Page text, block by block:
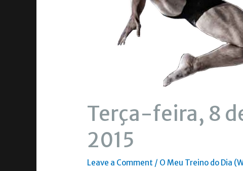
Terça-feira, 8
2015
Leave a Comment / O Meu Treino do Dia